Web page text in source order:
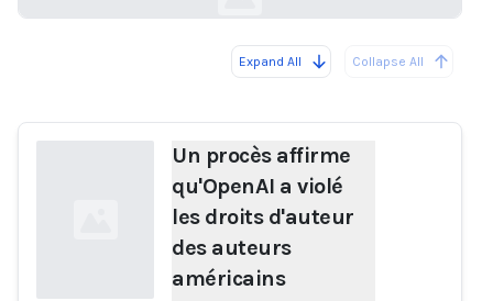
Expand All Collapse All
Un procès affirme
qu'OpenAI a violé
les droits d'auteur
des auteurs
américains